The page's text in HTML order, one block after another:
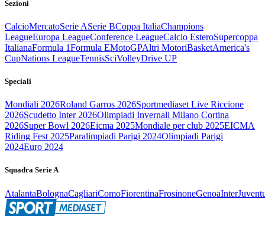
Sezioni
CalcioMercatoSerie ASerie BCoppa ItaliaChampions
LeagueEuropa LeagueConference LeagueCalcio EsteroSupercoppa
ItalianaFormula 1Formula EMotoGPAltri MotoriBasketAmerica's
CupNations LeagueTennisSciVolleyDrive UP
Speciali
Mondiali 2026Roland Garros 2026Sportmediaset Live Riccione
2026Scudetto Inter 2026Olimpiadi Invernali Milano Cortina
2026Super Bowl 2026Eicma 2025Mondiale per club 2025EICMA
Riding Fest 2025Paralimpiadi Parigi 2024Olimpiadi Parigi
2024Euro 2024
Squadra Serie A
AtalantaBolognaCagliariComoFiorentinaFrosinoneGenoaInter